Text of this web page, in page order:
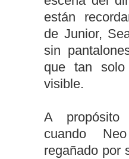
están
de Junior,
sin
que tan
visible.
A propósito
cuando
regañado por